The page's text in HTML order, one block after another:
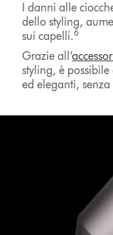
I danni alle
dello styling,
sui capelli.6
Grazie all’
styling, è
ed eleganti,